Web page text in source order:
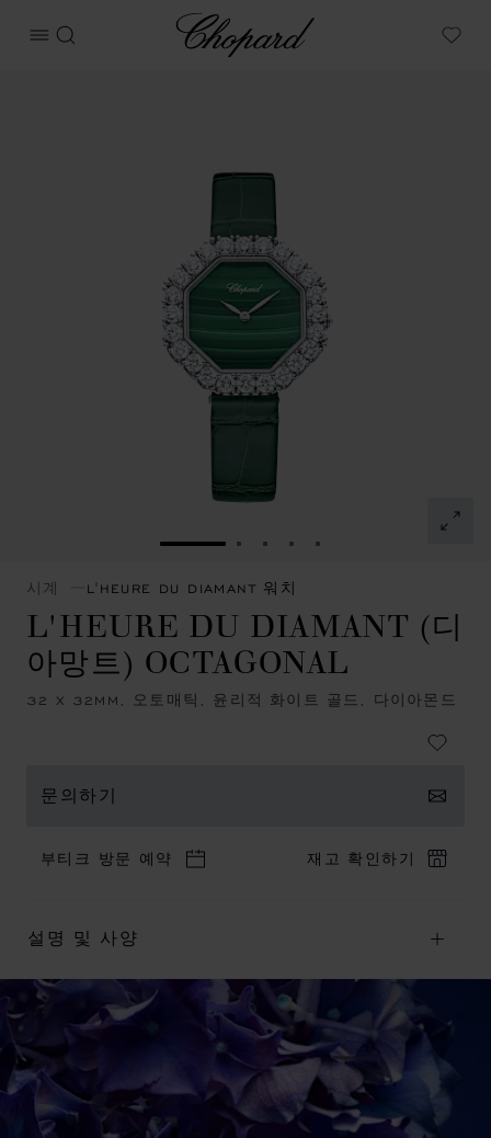
메뉴 열기
검색
Chopard
My
슬라이드로 이동 1
슬라이드로 이동 2
슬라이드로 이동 3
슬라이드로 이동 4
슬라이드로 이동 5
시계 L'HEURE DU DIAMANT 워치
L'HEURE DU DIAMANT (디
아망트) OCTAGONAL
32 X 32MM, 오토매틱, 윤리적 화이트 골드, 다이아몬드
문의하기
부티크 방문 예약 재고 확인하기
설명 및 사양